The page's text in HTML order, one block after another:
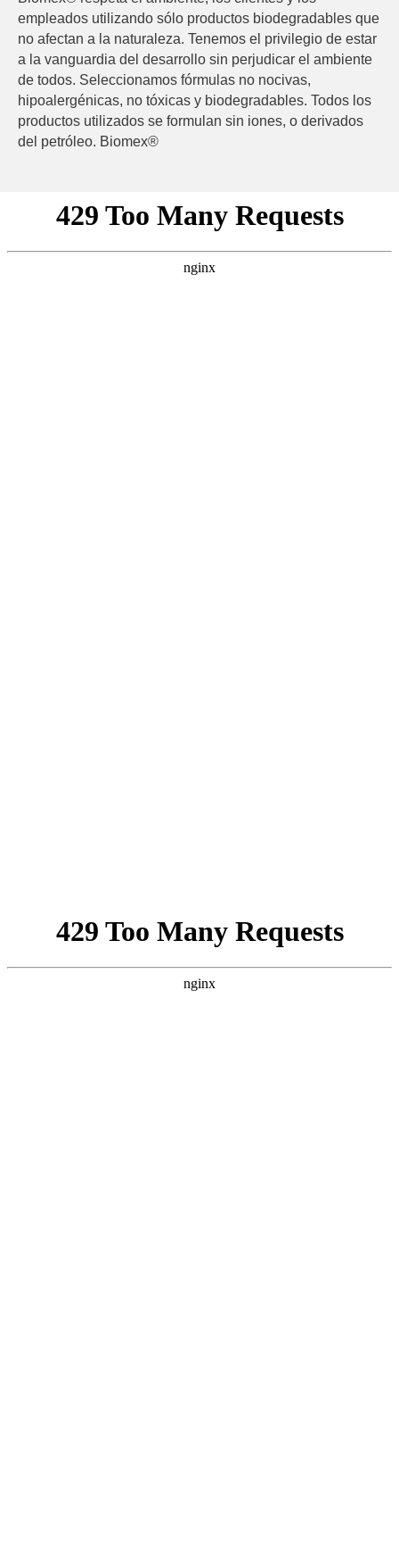
empleados utilizando sólo productos biodegradables que
no afectan a la naturaleza. Tenemos el privilegio de estar
a la vanguardia del desarrollo sin perjudicar el ambiente
de todos. Seleccionamos fórmulas no nocivas,
hipoalergénicas, no tóxicas y biodegradables. Todos los
productos utilizados se formulan sin iones, o derivados
del petróleo. Biomex®